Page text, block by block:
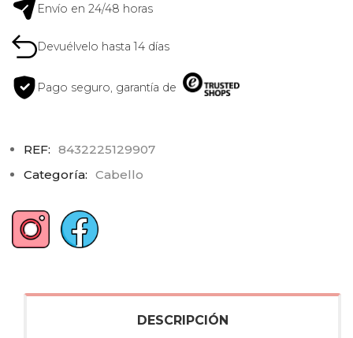
Envío en 24/48 horas
Devuélvelo hasta 14 días
Pago seguro, garantía de
REF: 8432225129907
Categoría: Cabello
DESCRIPCIÓN